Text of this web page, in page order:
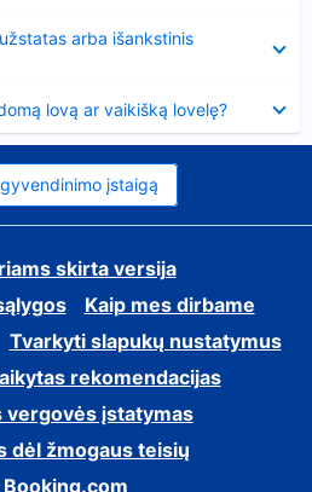
arba išankstinis
lovą ar vaikišką lovelę?
įstaigą
skirta versija
Kaip mes dirbame
Tvarkyti slapukų nustatymus
rekomendacijas
vergovės įstatymas
dėl žmogaus teisių